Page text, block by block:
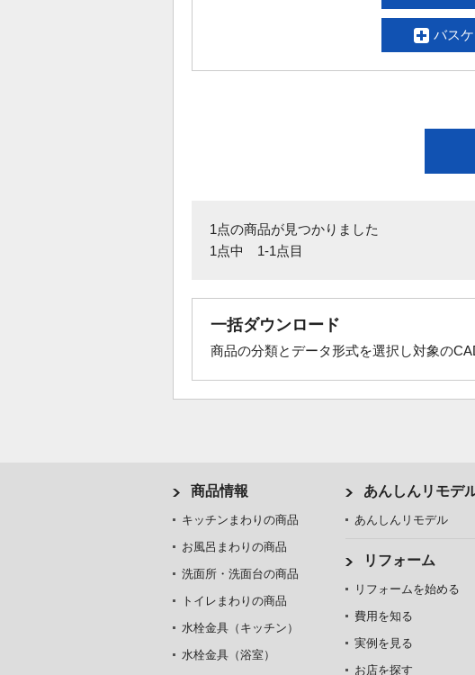
バス
1点の商品が見つかりました
1点中 1-1点目
一括ダウンロード
商品の分類とデータ形式を選択し対象の
商品情報
キッチンまわりの商品
お風呂まわりの商品
洗面所・洗面台の商品
トイレまわりの商品
水栓金具（キッチン）
水栓金具（浴室）
あんしんリモデ
あんしんリモデル
リフォーム
リフォームを始める
費用を知る
実例を見る
お店を探す